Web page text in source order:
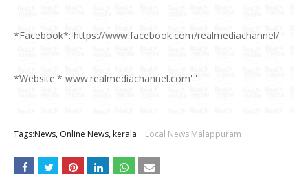
*Facebook*: https://www.facebook.com/realmediachannel/
*Website:* www.realmediachannel.com' '
Tags:News, Online News, kerala Local News Malappuram